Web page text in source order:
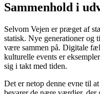
Sammenhold i
Selvom Vejen er præget af
statisk. Nye generationer og
være sammen på. Digitale
kulturelle events er
sig i takt med tiden.
Det er netop denne evne til